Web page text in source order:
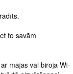
to savām
mājas vai biroja Wi-